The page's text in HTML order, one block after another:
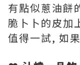
有點似蔥油餅
脆卜卜的皮加
值得一試, 如